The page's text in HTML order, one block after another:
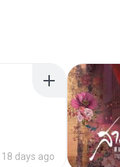
18 days ago